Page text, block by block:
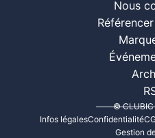
Nous
© CLUBIC
Infos légalesConfidentialité
Gestion